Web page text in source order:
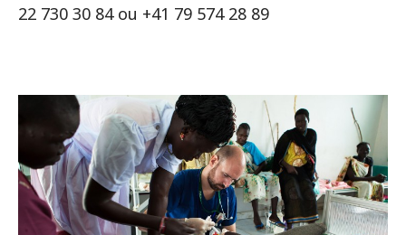
22 730 30 84 ou +41 79 574 28 89